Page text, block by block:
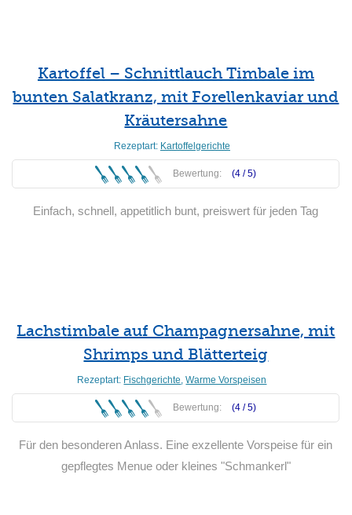
Kartoffel – Schnittlauch Timbale im
bunten Salatkranz, mit Forellenkaviar und
Kräutersahne
Rezeptart: Kartoffelgerichte
Bewertung: (4 /5)
Einfach, schnell, appetitlich bunt, preiswert für jeden Tag
Lachstimbale auf Champagnersahne, mit
Shrimps und Blätterteig
Rezeptart: Fischgerichte,Warme Vorspeisen
Bewertung: (4 /5)
Für den besonderen Anlass. Eine exzellente Vorspeise für ein
gepflegtes Menue oder kleines "Schmankerl"